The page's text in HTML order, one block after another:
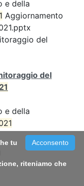
e della
Aggiornamento
del
del
e della
del
Acconsento
tu
riteniamo che